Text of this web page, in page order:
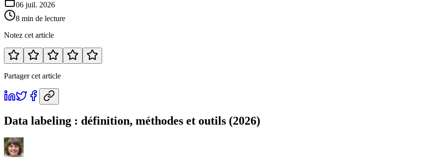
06 juil. 2026
8 min de lecture
Notez cet article
Partager cet article
Data labeling : définition, méthodes et outils (2026)